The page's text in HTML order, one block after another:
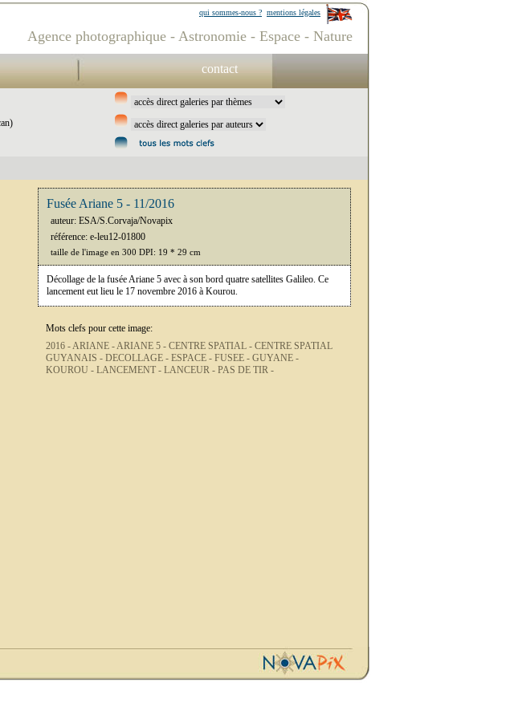
mentions légales
qui sommes-nous ?
Agence photographique - Astronomie - Espace - Nature
contact
Fusée Ariane 5 - 11/2016
auteur: ESA/S.Corvaja/Novapix
référence: e-leu12-01800
taille de l'image en 300 DPI: 19 * 29 cm
Décollage de la fusée Ariane 5 avec à son bord quatre satellites Galileo. Ce
lancement eut lieu le 17 novembre 2016 à Kourou.
Mots clefs pour cette image:
2016 -ARIANE -ARIANE 5 - CENTRE SPATIAL - CENTRE SPATIAL
GUYANAIS - DECOLLAGE - ESPACE - FUSEE - GUYANE -
KOUROU - LANCEMENT - LANCEUR - PAS DE TIR -